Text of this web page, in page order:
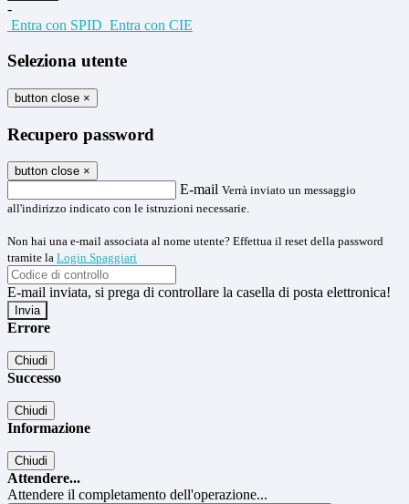
-
Entra con SPID Entra con CIE
Seleziona utente
button close ×
Recupero password
button close ×
E-mail Verrà inviato un messaggio
all'indirizzo indicato con le istruzioni necessarie.
Non hai una e-mail associata al nome utente? Effettua il reset della password
tramite la Login Spaggiari
E-mail inviata, si prega di controllare la casella di posta elettronica!
Errore
Chiudi
Successo
Chiudi
Informazione
Chiudi
Attendere...
Attendere il completamento dell'operazione...